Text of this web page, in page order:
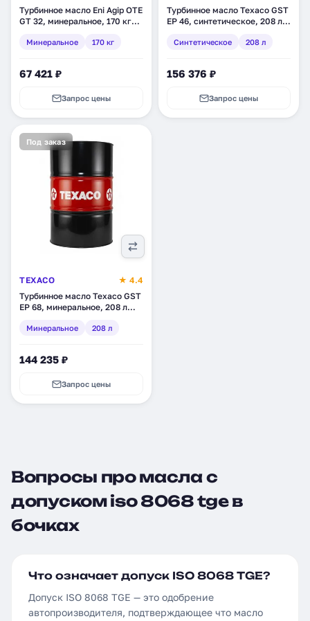
Турбинное масло Eni Agip OTE
GT 32, минеральное, 170 кг
Минеральное 170 кг
67 421 ₽
Запрос цены
Турбинное масло Texaco GST
EP 46, синтетическое, 208 л
Синтетическое 208 л
156 376 ₽
Запрос цены
Под заказ
TEXACO
★ 4.4
Турбинное масло Texaco GST
EP 68, минеральное, 208 л
Минеральное 208 л
144 235 ₽
Запрос цены
Вопросы про масла с
допуском iso 8068 tge в
бочках
Что означает допуск ISO 8068 TGE?
Допуск ISO 8068 TGE — это одобрение
автопроизводителя, подтверждающее что масло